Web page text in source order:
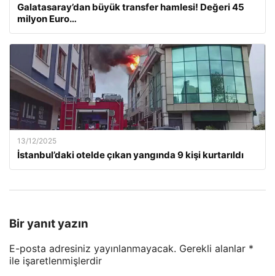
Galatasaray’dan büyük transfer hamlesi! Değeri 45
milyon Euro…
13/12/2025
İstanbul’daki otelde çıkan yangında 9 kişi kurtarıldı
Bir yanıt yazın
E-posta adresiniz yayınlanmayacak. Gerekli alanlar *
ile işaretlenmişlerdir